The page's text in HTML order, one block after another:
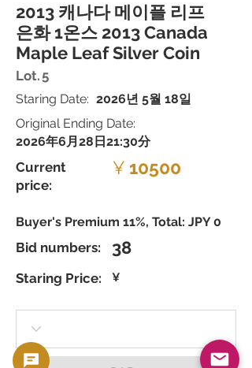
2013 캐나다 메이플 리프
은화 1온스 2013 Canada
Maple Leaf Silver Coin
Lot. 5
Staring Date: 2026년 5월 18일
Original Ending Date:
2026年6月28日21:30分
Current
price:
¥ 10500
Buyer's Premium 11%, Total: JPY 0
Bid numbers: 38
Staring Price: ¥